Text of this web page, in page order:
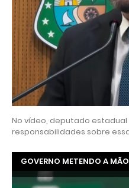
No vídeo, deputado estadual
responsabilidades sobre
GOVERNO METENDO A